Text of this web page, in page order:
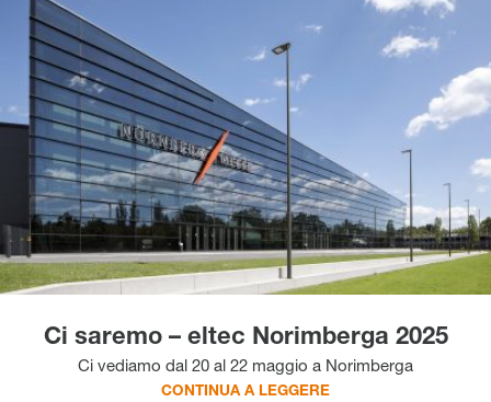
Ci saremo – eltec Norimberga 2025
Ci vediamo dal 20 al 22 maggio a Norimberga
CONTINUA A LEGGERE